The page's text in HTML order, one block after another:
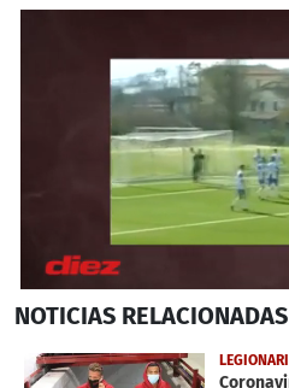
seconds
minute,
NOTICIAS RELACIONADAS